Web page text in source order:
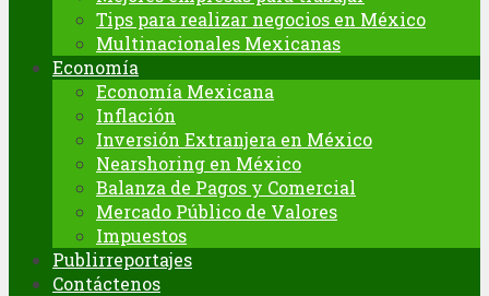
Tips para realizar negocios en México
Multinacionales Mexicanas
Economía
Economía Mexicana
Inflación
Inversión Extranjera en México
Nearshoring en México
Balanza de Pagos y Comercial
Mercado Público de Valores
Impuestos
Publirreportajes
Contáctenos